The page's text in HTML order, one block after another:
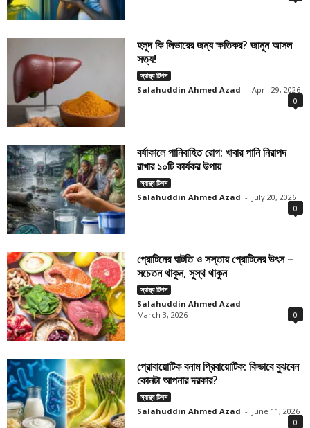
হলুদ কি লিভারের জন্য ক্ষতিকর? জানুন আসল
সত্য!
স্বাস্থ্য টিপস
Salahuddin Ahmed Azad - April 29, 2026
0
বর্ষাকালে পানিবাহিত রোগ: খাবার পানি নিরাপদ
রাখার ১০টি কার্যকর উপায়
স্বাস্থ্য টিপস
Salahuddin Ahmed Azad - July 20, 2026
0
প্রোটিনের ঘাটতি ও সস্তায় প্রোটিনের উৎস –
সচেতন থাকুন, সুস্থ থাকুন
স্বাস্থ্য টিপস
Salahuddin Ahmed Azad -
March 3, 2026
0
প্রোবায়োটিক বনাম প্রিবায়োটিক: কিভাবে বুঝবেন
কোনটা আপনার দরকার?
স্বাস্থ্য টিপস
Salahuddin Ahmed Azad - June 11, 2026
0